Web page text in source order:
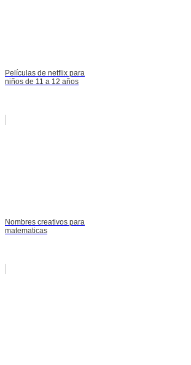
Películas de netflix para
niños de 11 a 12 años
Nombres creativos para
matematicas